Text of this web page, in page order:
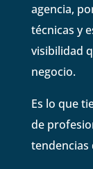
agencia,
técnicas y
visibilidad
negocio.
Es lo que
de